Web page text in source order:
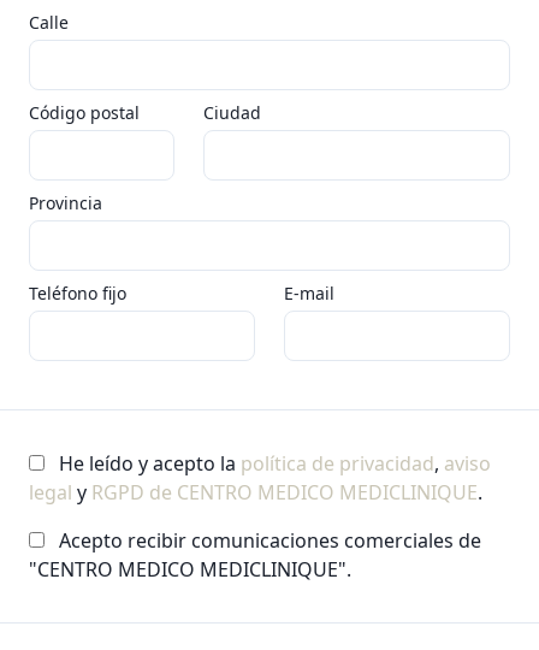
Calle
Código postal Ciudad
Provincia
Teléfono fijo E-mail
He leído y acepto la política de privacidad, aviso
legal y RGPD de CENTRO MEDICO MEDICLINIQUE.
Acepto recibir comunicaciones comerciales de
"CENTRO MEDICO MEDICLINIQUE".